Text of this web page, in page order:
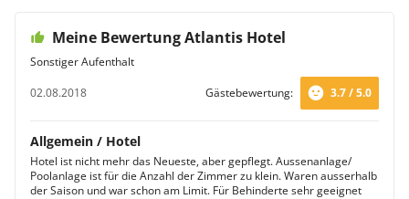
Meine Bewertung Atlantis Hotel
Sonstiger Aufenthalt
02.08.2018
Gästebewertung: 3.7 / 5.0
Allgemein / Hotel
Hotel ist nicht mehr das Neueste, aber gepflegt. Aussenanlage/
Poolanlage ist für die Anzahl der Zimmer zu klein. Waren ausserhalb
der Saison und war schon am Limit. Für Behinderte sehr geeignet